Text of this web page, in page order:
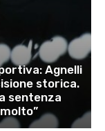
Agnelli
storica.
sentenza